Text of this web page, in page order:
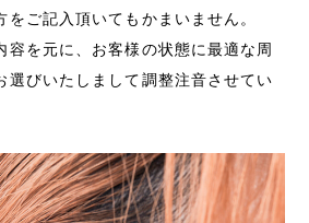
をご記入頂いてもかまいません。
容を元に、お客様の状態に最適な周
選びいたしまして調整注音させてい